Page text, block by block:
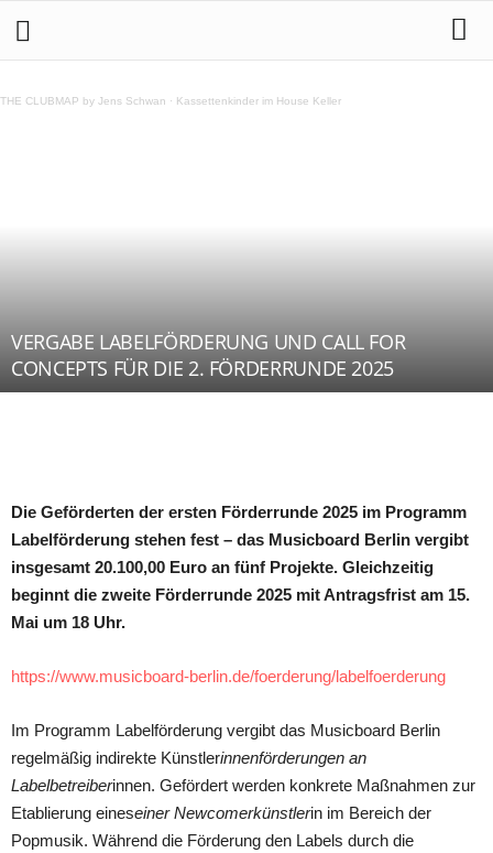
THE CLUBMAP by Jens Schwan · Kassettenkinder im House Keller
VERGABE LABELFÖRDERUNG UND CALL FOR
CONCEPTS FÜR DIE 2. FÖRDERRUNDE 2025
Die Geförderten der ersten Förderrunde 2025 im Programm
Labelförderung stehen fest – das Musicboard Berlin vergibt
insgesamt 20.100,00 Euro an fünf Projekte. Gleichzeitig
beginnt die zweite Förderrunde 2025 mit Antragsfrist am 15.
Mai um 18 Uhr.
https://www.musicboard-berlin.de/foerderung/labelfoerderung
Im Programm Labelförderung vergibt das Musicboard Berlin
regelmäßig indirekte Künstlerinnenförderungen an
Labelbetreiberinnen. Gefördert werden konkrete Maßnahmen zur
Etablierung eineseiner Newcomerkünstlerin im Bereich der
Popmusik. Während die Förderung den Labels durch die